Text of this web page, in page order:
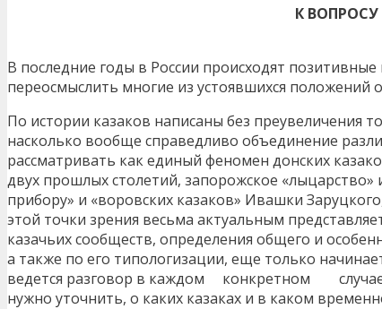
К
В последние годы в России происходят
переосмыслить многие из устоявшихся положений
По истории казаков написаны без преувеличения
насколько вообще справедливо объединение
рассматривать как единый феномен донских
двух прошлых столетий, запорожское «лыцарство»
прибору» и «воровских казаков» Ивашки
этой точки зрения весьма актуальным
казачьих сообществ, определения общего и
а также по его типологизации, еще только
ведется разговор в каждом конкретном
нужно уточнить, о каких казаках и в каком